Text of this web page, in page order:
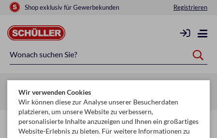
Shop exklusiv für Gewerbekunden Registrieren
Einweg E-Zigaretten
Einweg E-Zigaretten
Wir verwenden Cookies
Wir können diese zur Analyse unserer Besucherdaten
platzieren, um unsere Website zu verbessern,
personalisierte Inhalte anzuzeigen und Ihnen ein großartiges
Website-Erlebnis zu bieten. Für weitere Informationen zu